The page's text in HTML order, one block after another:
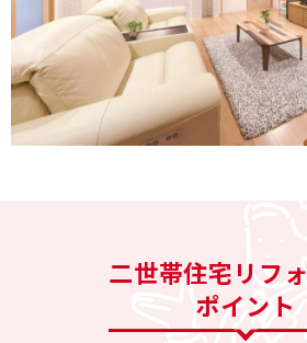
二世帯住宅リフ
ポイント